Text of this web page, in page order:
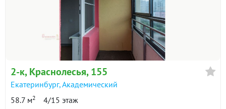
2-к, Краснолесья, 155
Екатеринбург,Академический
58.7 м2 4/15 этаж